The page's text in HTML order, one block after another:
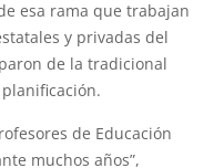
esa rama que trabajan
y privadas del
de la tradicional
de Educación
muchos años”,